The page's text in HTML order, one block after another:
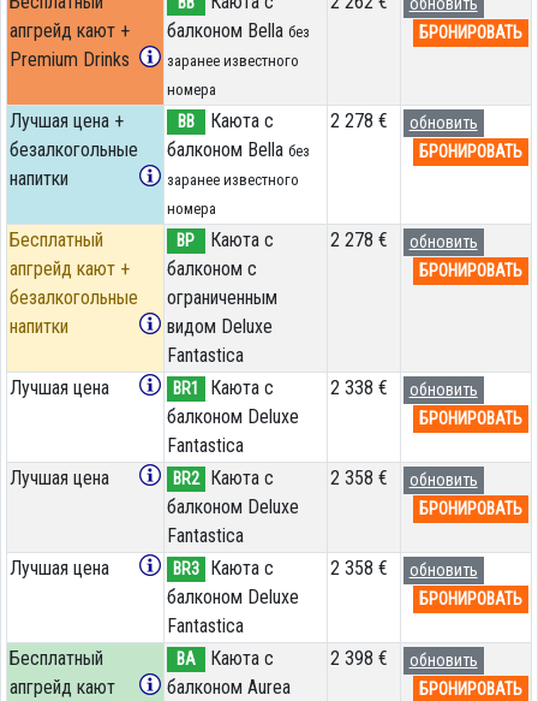
апгрейд кают +
Premium Drinks
балконом Bella без
заранее известного
номера
БРОНИРОВАТЬ
Лучшая цена +
безалкогольные
напитки
BB
Каюта с
балконом Bella без
заранее известного
номера
2 278 €
обновить
БРОНИРОВАТЬ
Бесплатный
апгрейд кают +
безалкогольные
напитки
BP
Каюта с
балконом c
ограниченным
видом Deluxe
Fantastica
2 278 €
обновить
БРОНИРОВАТЬ
Лучшая цена BR1
Каюта с
балконом Deluxe
Fantastica
2 338 €
обновить
БРОНИРОВАТЬ
Лучшая цена BR2
Каюта с
балконом Deluxe
Fantastica
2 358 €
обновить
БРОНИРОВАТЬ
Лучшая цена BR3
Каюта с
балконом Deluxe
Fantastica
2 358 €
обновить
БРОНИРОВАТЬ
Бесплатный
апгрейд кают
BA
Каюта с
балконом Aurea
2 398 €
обновить
БРОНИРОВАТЬ